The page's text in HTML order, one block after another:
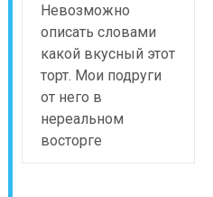
Невозможно
описать словами
какой вкусный этот
торт. Мои подруги
от него в
нереальном
восторге